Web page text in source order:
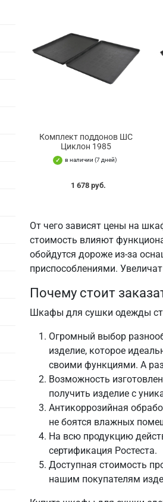
Комплект поддонов ШС
Циклон 1985
в наличии (7 дней)
1 678 руб.
От чего зависят цены на
стоимость влияют
обойдутся дороже из-за
приспособлениями.
Почему стоит
Шкафы для сушки одежды
Огромный выбор
изделие, которое
своими функциями. А
Возможность
получить изделие с
Антикоррозийная
не боятся влажных
На всю продукцию
сертификация Ростеста.
Доступная стоимость
нашим покупателям